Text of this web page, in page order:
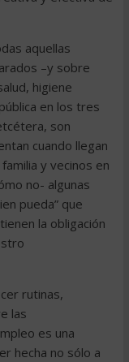
aquellas
–y sobre
higiene
en los tres
son
cuando llegan
y vecinos en
no- algunas
pueda” que
la obligación
rutinas,
las
es una
hecha no sólo a